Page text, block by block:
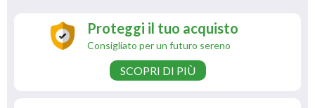
Proteggi il tuo acquisto
Consigliato per un futuro sereno
SCOPRI DI PIÙ